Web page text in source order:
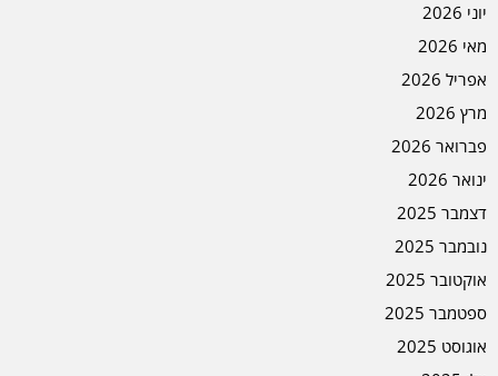
יוני 2026
מאי 2026
אפריל 2026
מרץ 2026
פברואר 2026
ינואר 2026
דצמבר 2025
נובמבר 2025
אוקטובר 2025
ספטמבר 2025
אוגוסט 2025